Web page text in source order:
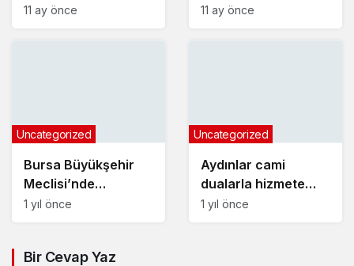
üretiyor
11 ay önce
KARACABEY
11 ay önce
Bursa Büyükşehir
Meclisi’nde
komisyon seçimleri
Uncategorized
1 yıl önce
Aydınlar cami
dualarla hizmete
girdi
Uncategorized
1 yıl önce
Bir Cevap Yaz